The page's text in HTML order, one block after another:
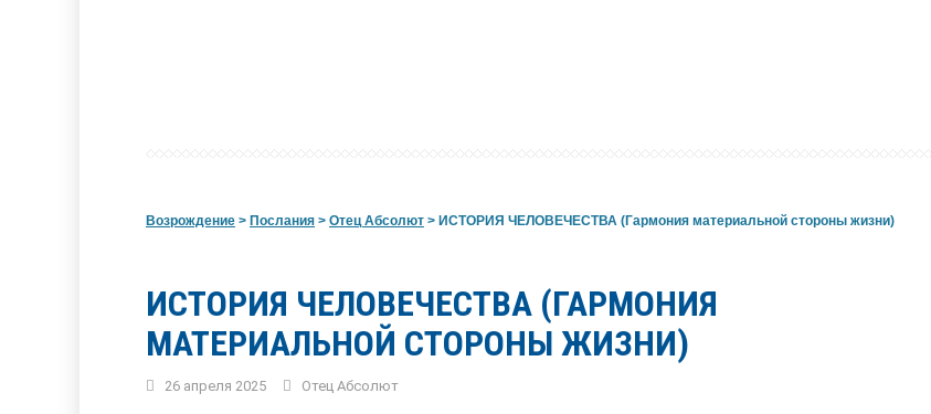
Возрождение > Послания > Отец Абсолют > ИСТОРИЯ ЧЕЛОВЕЧЕСТВА (Гармония материальной стороны жизни)
ИСТОРИЯ ЧЕЛОВЕЧЕСТВА (ГАРМОНИЯ
МАТЕРИАЛЬНОЙ СТОРОНЫ ЖИЗНИ)
26 апреля 2025 Отец Абсолют